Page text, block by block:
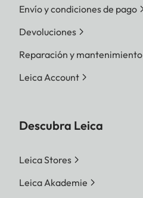
Envío y condiciones de pago
Devoluciones
Reparación y mantenimiento
Leica Account
Descubra Leica
Leica Stores
Leica Akademie